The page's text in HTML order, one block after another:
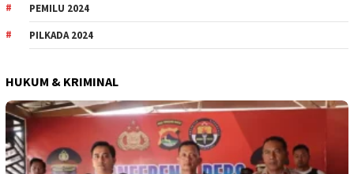
PEMILU 2024
PILKADA 2024
HUKUM & KRIMINAL